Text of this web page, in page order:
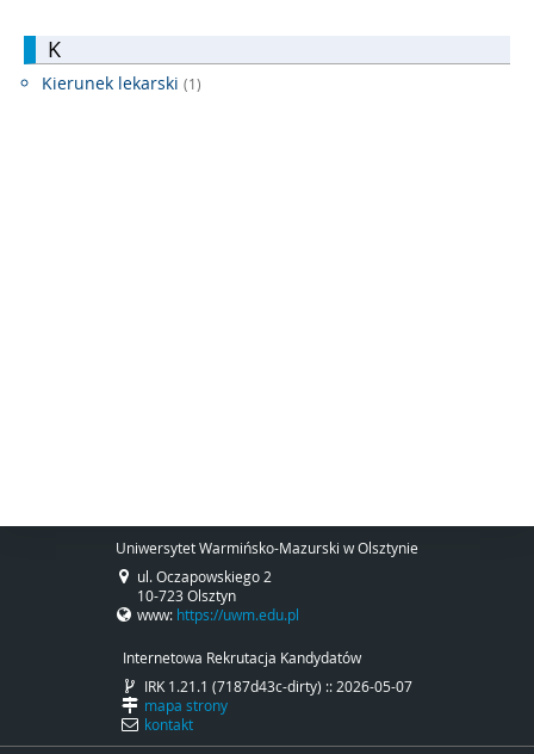
K
Kierunek lekarski (1)
Uniwersytet Warmińsko-Mazurski w Olsztynie
ul. Oczapowskiego 2
10-723 Olsztyn
www: https://uwm.edu.pl
Internetowa Rekrutacja Kandydatów
IRK 1.21.1 (7187d43c-dirty) :: 2026-05-07
mapa strony
kontakt